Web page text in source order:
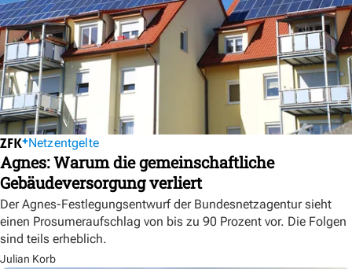
Netzentgelte
Agnes: Warum die gemeinschaftliche
Gebäudeversorgung verliert
Der Agnes-Festlegungsentwurf der Bundesnetzagentur sieht
einen Prosumeraufschlag von bis zu 90 Prozent vor. Die Folgen
sind teils erheblich.
Julian Korb